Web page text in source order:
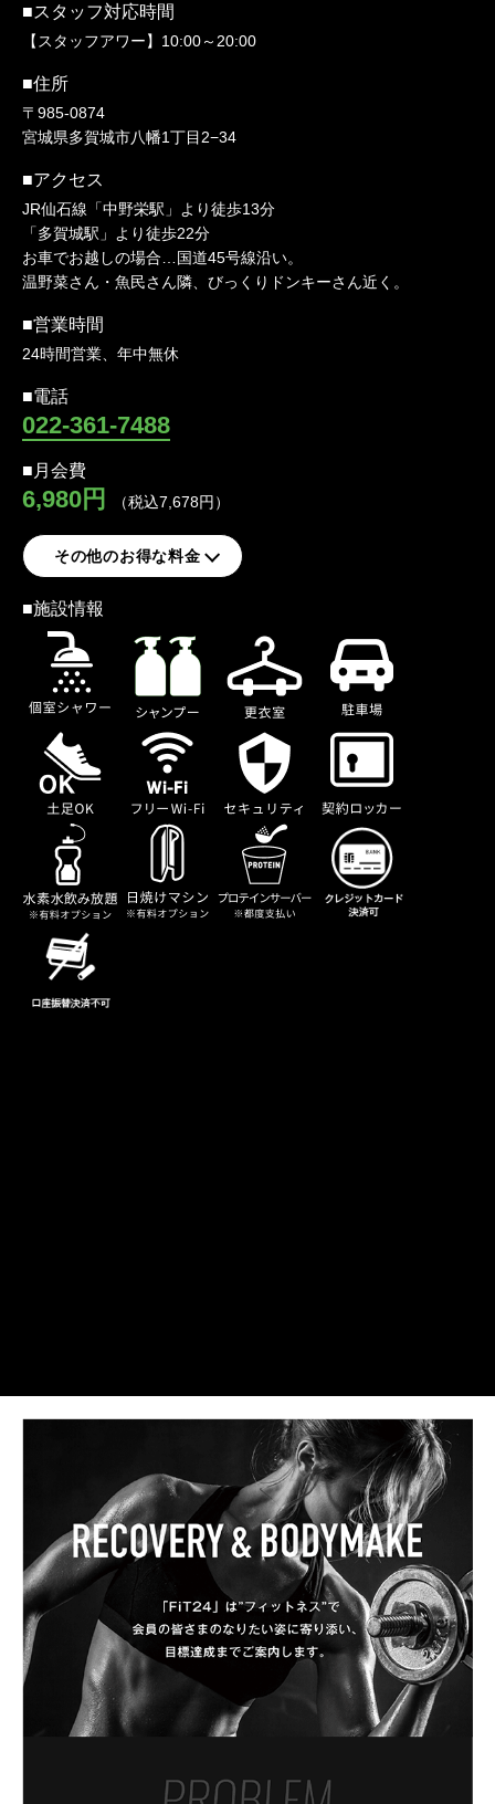
■スタッフ対応時間
【スタッフアワー】10:00～20:00
■住所
〒985-0874
宮城県多賀城市八幡1丁目2−34
■アクセス
JR仙石線「中野栄駅」より徒歩13分
「多賀城駅」より徒歩22分
お車でお越しの場合…国道45号線沿い。
温野菜さん・魚民さん隣、びっくりドンキーさん近く。
■営業時間
24時間営業、年中無休
■電話
022-361-7488
■月会費
6,980円 （税込7,678円）
その他のお得な料金
■施設情報